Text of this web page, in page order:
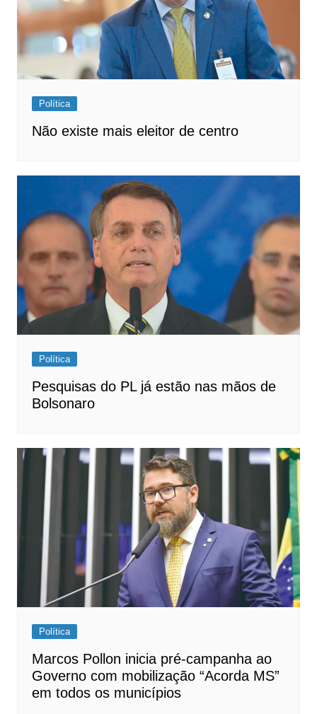
Política
Não existe mais eleitor de centro
Política
Pesquisas do PL já estão nas mãos de
Bolsonaro
Política
Marcos Pollon inicia pré-campanha ao
Governo com mobilização “Acorda MS”
em todos os municípios